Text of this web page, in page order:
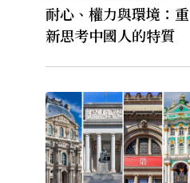
耐心、權力與環境：重
新思考中國人的特質